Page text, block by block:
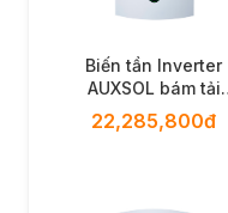
Biến tần Inverter
AUXSOL bám tải
20kw 3 pha
22,285,800đ